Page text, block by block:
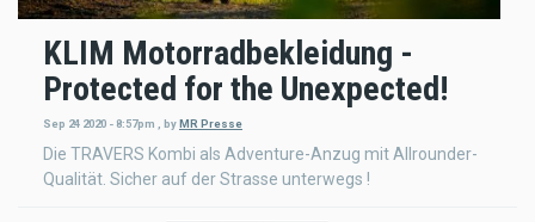
KLIM Motorradbekleidung -
Protected for the Unexpected!
Sep 24 2020 - 8:57pm byMR Presse
Die TRAVERS Kombi als Adventure-Anzug mit Allrounder-
Qualität. Sicher auf der Strasse unterwegs !